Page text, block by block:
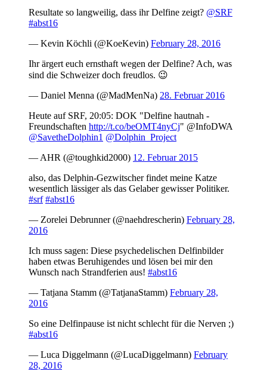
Resultate so langweilig, dass ihr Delfine zeigt? @SRF
#abst16
— Kevin Köchli (@KoeKevin) February 28, 2016
Ihr ärgert euch ernsthaft wegen der Delfine? Ach, was
sind die Schweizer doch freudlos. 😉
— Daniel Menna (@MadMenNa) 28. Februar 2016
Heute auf SRF, 20:05: DOK "Delfine hautnah -
Freundschaften http://t.co/beOMT4nyCj" @InfoDWA
@SavetheDolphin1 @Dolphin_Project
— AHR (@toughkid2000) 12. Februar 2015
also, das Delphin-Gezwitscher findet meine Katze
wesentlich lässiger als das Gelaber gewisser Politiker.
#srf #abst16
— Zorelei Debrunner (@naehdrescherin) February 28,
2016
Ich muss sagen: Diese psychedelischen Delfinbilder
haben etwas Beruhigendes und lösen bei mir den
Wunsch nach Strandferien aus! #abst16
— Tatjana Stamm (@TatjanaStamm) February 28,
2016
So eine Delfinpause ist nicht schlecht für die Nerven ;)
#abst16
— Luca Diggelmann (@LucaDiggelmann) February
28, 2016